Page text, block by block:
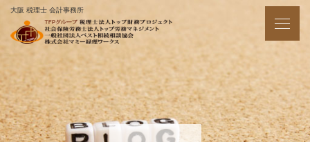
大阪 税理士 会計事務所